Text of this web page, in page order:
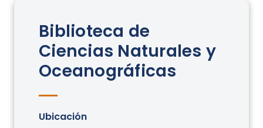
Biblioteca de
Ciencias Naturales y
Oceanográficas
Ubicación